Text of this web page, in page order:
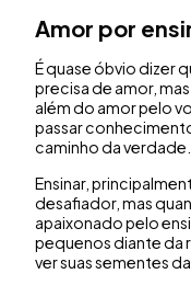
Amor por
É quase óbvio dizer
precisa de amor,
além do amor pelo
passar
caminho da verdade.
Ensinar,
desafiador, mas
apaixonado pelo
pequenos diante da
ver suas sementes